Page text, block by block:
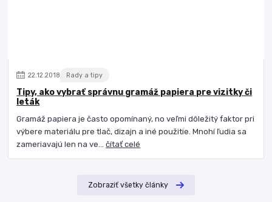
22 12 2018 Rady a tipy
Tipy, ako vybrať správnu gramáž papiera pre vizitky či
leták
Gramáž papiera je často opomínaný, no veľmi dôležitý faktor pri
výbere materiálu pre tlač, dizajn a iné použitie. Mnohí ľudia sa
zameriavajú len na ve...čítať celé
Zobraziť všetky články